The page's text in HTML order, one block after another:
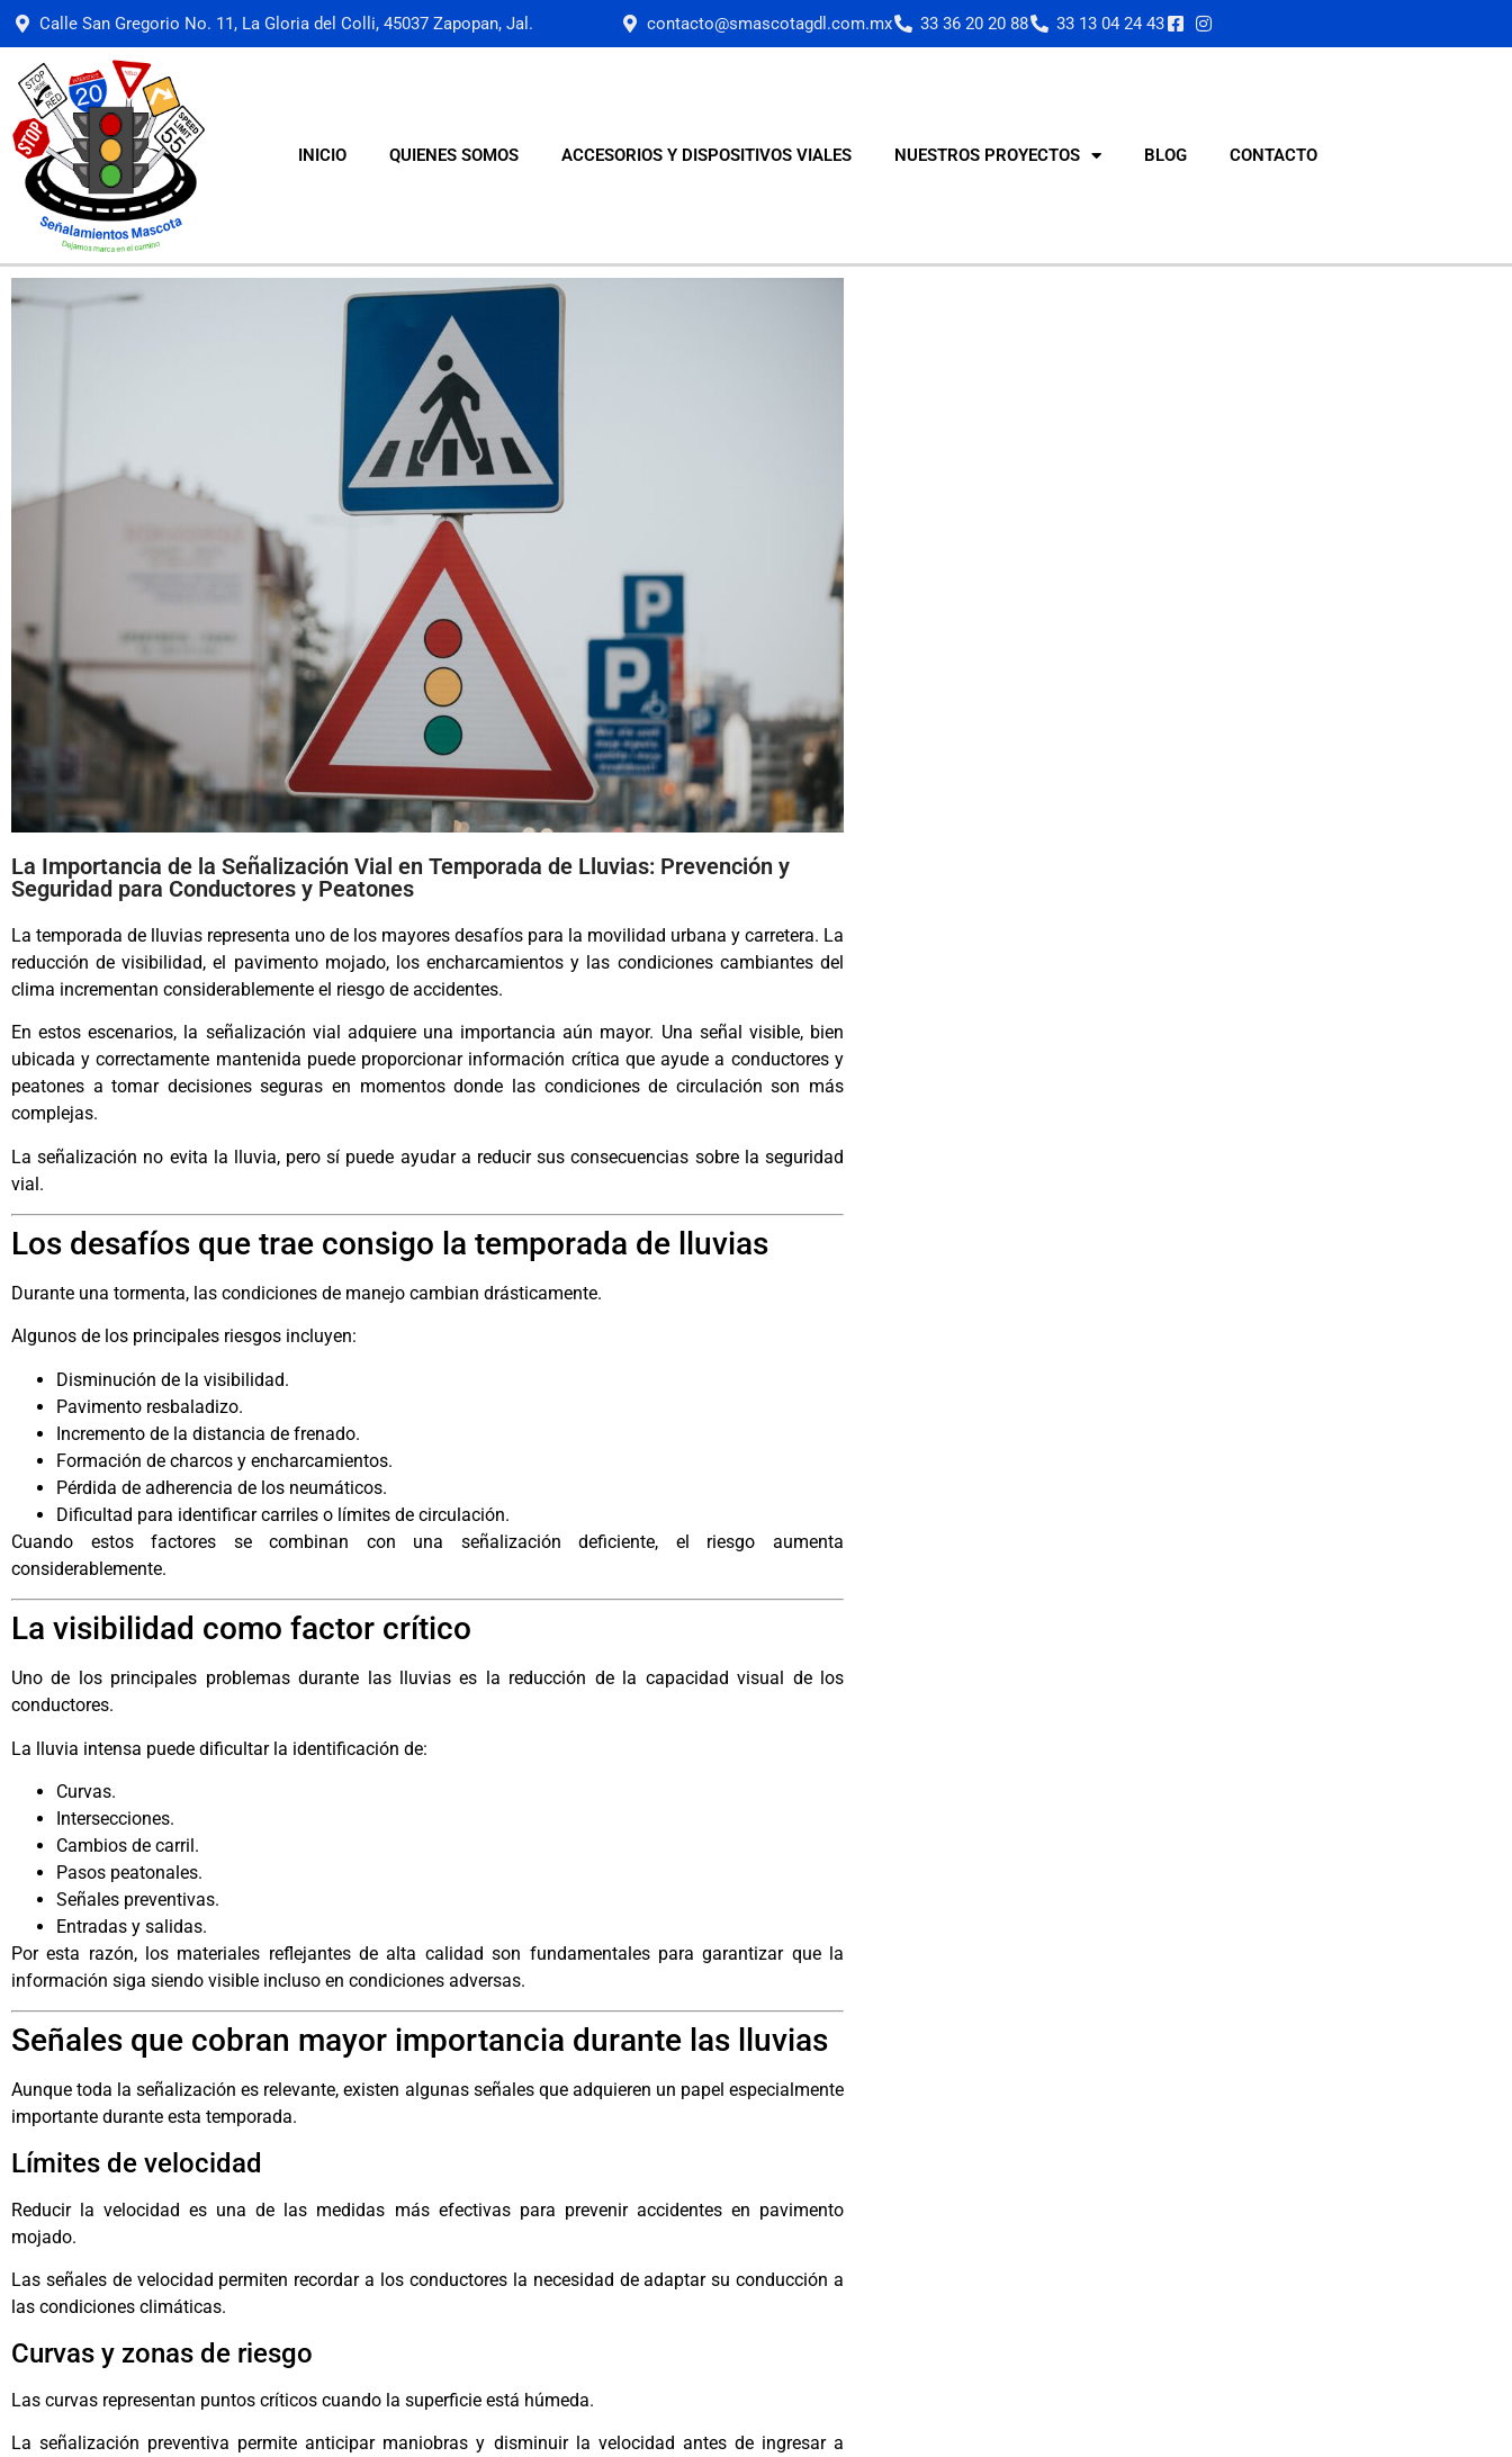
Calle San Gregorio No. 11, La Gloria del Colli, 45037 Zapopan, Jal. contacto@smascotagdl.com.mx 33 36 20 20 88 33 13 04 24 43
INICIO QUIENES SOMOS ACCESORIOS Y DISPOSITIVOS VIALES NUESTROS PROYECTOS BLOG CONTACTO
La Importancia de la Señalización Vial en Temporada de Lluvias: Prevención y
Seguridad para Conductores y Peatones
La temporada de lluvias representa uno de los mayores desafíos para la movilidad urbana y carretera. La
reducción de visibilidad, el pavimento mojado, los encharcamientos y las condiciones cambiantes del
clima incrementan considerablemente el riesgo de accidentes.
En estos escenarios, la señalización vial adquiere una importancia aún mayor. Una señal visible, bien
ubicada y correctamente mantenida puede proporcionar información crítica que ayude a conductores y
peatones a tomar decisiones seguras en momentos donde las condiciones de circulación son más
complejas.
La señalización no evita la lluvia, pero sí puede ayudar a reducir sus consecuencias sobre la seguridad
vial.
Los desafíos que trae consigo la temporada de lluvias
Durante una tormenta, las condiciones de manejo cambian drásticamente.
Algunos de los principales riesgos incluyen:
Disminución de la visibilidad.
Pavimento resbaladizo.
Incremento de la distancia de frenado.
Formación de charcos y encharcamientos.
Pérdida de adherencia de los neumáticos.
Dificultad para identificar carriles o límites de circulación.
Cuando estos factores se combinan con una señalización deficiente, el riesgo aumenta
considerablemente.
La visibilidad como factor crítico
Uno de los principales problemas durante las lluvias es la reducción de la capacidad visual de los
conductores.
La lluvia intensa puede dificultar la identificación de:
Curvas.
Intersecciones.
Cambios de carril.
Pasos peatonales.
Señales preventivas.
Entradas y salidas.
Por esta razón, los materiales reflejantes de alta calidad son fundamentales para garantizar que la
información siga siendo visible incluso en condiciones adversas.
Señales que cobran mayor importancia durante las lluvias
Aunque toda la señalización es relevante, existen algunas señales que adquieren un papel especialmente
importante durante esta temporada.
Límites de velocidad
Reducir la velocidad es una de las medidas más efectivas para prevenir accidentes en pavimento
mojado.
Las señales de velocidad permiten recordar a los conductores la necesidad de adaptar su conducción a
las condiciones climáticas.
Curvas y zonas de riesgo
Las curvas representan puntos críticos cuando la superficie está húmeda.
La señalización preventiva permite anticipar maniobras y disminuir la velocidad antes de ingresar a